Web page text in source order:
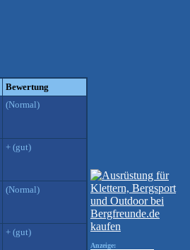
Bewertung
(Normal)
+ (gut)
(Normal)
+ (gut)
Anzeige: